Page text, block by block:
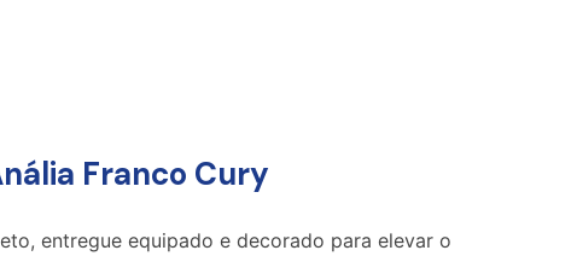
Franco Cury
entregue equipado e decorado para elevar o